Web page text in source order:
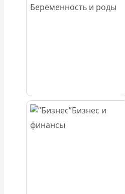
Беременность и роды
Бизнес и
финансы